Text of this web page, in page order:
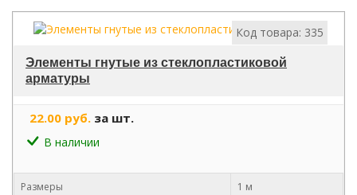
Код товара: 335
Элементы гнутые из стеклопластиковой
арматуры
22.00 руб. за шт.
В наличии
Размеры 1 м